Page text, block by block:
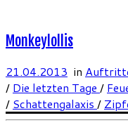
Monkeylollis
21.04.2013 in
/ Die letzten Tage /
/ Schattengalaxis /